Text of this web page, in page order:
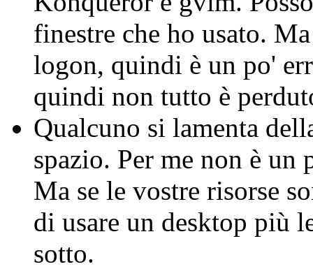
finestre che ho usato.
logon, quindi è un po'
quindi non tutto è
Qualcuno si lamenta
spazio. Per me non è
Ma se le vostre risorse
di usare un desktop più
sotto.